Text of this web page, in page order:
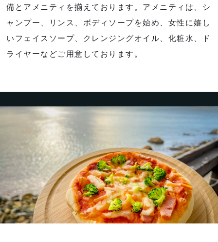
備とアメニティを揃えております。アメニティは、シ
ャンプー、リンス、ボディソープを始め、女性に嬉し
いフェイスソープ、クレンジングオイル、化粧水、ド
ライヤーなどご用意しております。